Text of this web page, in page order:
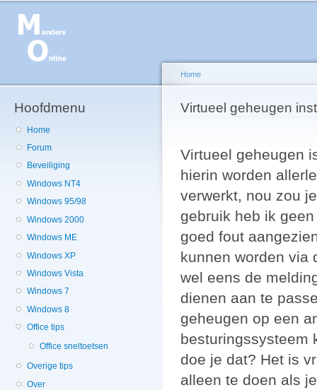
Hoofdmenu
Home
Forum
Beveiliging
Windows NT4
Windows 95/98
Windows 2000
Windows ME
Windows XP
Windows Vista
Windows 7
Windows 8
Office tips
Office sneltoetsen
Overige tips
Over
U bent hier
Home
Virtueel geheugen
Virtueel geheugen
hierin worden
verwerkt, nou zou
gebruik heb ik
goed fout
kunnen worden via
wel eens de
dienen aan te
geheugen op een
besturingssysteem
doe je dat? Het is
alleen te doen als